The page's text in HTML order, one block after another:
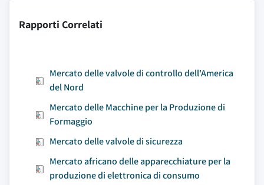
Rapporti Correlati
Mercato delle valvole di controllo dell'America
del Nord
Mercato delle Macchine per la Produzione di
Formaggio
Mercato delle valvole di sicurezza
Mercato africano delle apparecchiature per la
produzione di elettronica di consumo